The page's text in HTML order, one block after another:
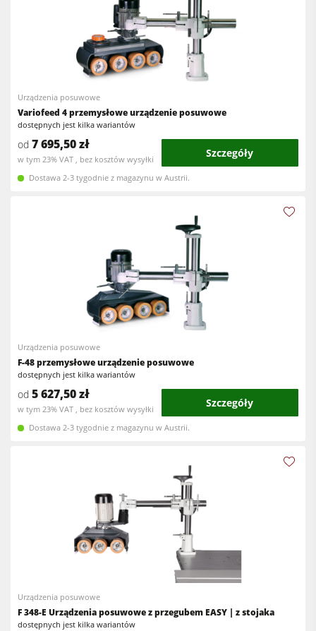
Urządzenia posuwowe
Variofeed 4 przemysłowe urządzenie posuwowe
dostępnych jest kilka wariantów
od 7 695,50 zł
w tym 23% VAT , bez kosztów wysyłki Szczegóły
Dostawa 2-3 tygodnie z magazynu w Austrii.
Urządzenia posuwowe
F-48 przemysłowe urządzenie posuwowe
dostępnych jest kilka wariantów
od 5 627,50 zł
w tym 23% VAT , bez kosztów wysyłki Szczegóły
Dostawa 2-3 tygodnie z magazynu w Austrii.
Urządzenia posuwowe
F 348-E Urządzenia posuwowe z przegubem EASY | z stojaka
dostępnych jest kilka wariantów